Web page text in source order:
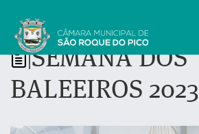
SEMANA DOS
BALEEIROS 2023